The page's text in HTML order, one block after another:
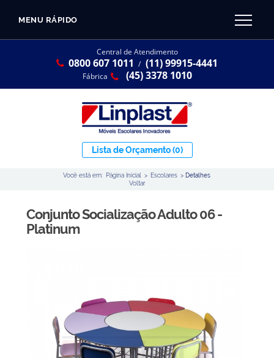
MENU RÁPIDO
Central de Atendimento
0800 607 1011 / (11) 99915-4441
Fábrica (45) 3378 1010
Lista de Orçamento(0)
Você está em: Página Inicial > Escolares >Detalhes
Voltar
Conjunto Socialização Adulto 06 -
Platinum
Linha Resina Plástica
Ambiente Maker
Armários em Aço
Longarinas
Quadro Branco
CATÁLOGO LINPLAST 2025
SOBRE A EMPRESA